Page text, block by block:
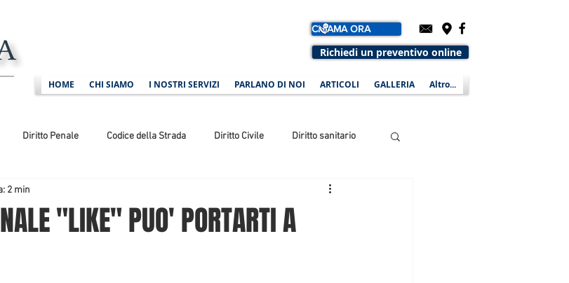
CHIAMA ORA
Richiedi un preventivo online
HOME CHI SIAMO I NOSTRI SERVIZI PARLANO DI NOI ARTICOLI GALLERIA Altro...
Diritto Penale Codice della Strada Diritto Civile Diritto sanitario
Diritto Sportivo
"LIKE" PUO' PORTARTI A
2 min